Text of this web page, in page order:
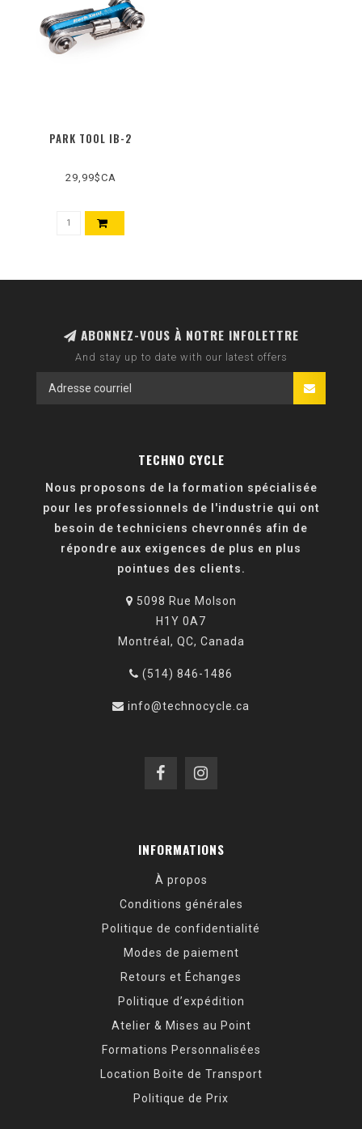
PARK TOOL IB-2
29,99$CA
ABONNEZ-VOUS À NOTRE INFOLETTRE
And stay up to date with our latest offers
TECHNO CYCLE
Nous proposons de la formation spécialisée
pour les professionnels de l'industrie qui ont
besoin de techniciens chevronnés afin de
répondre aux exigences de plus en plus
pointues des clients.
5098 Rue Molson
H1Y 0A7
Montréal, QC, Canada
(514) 846-1486
info@technocycle.ca
INFORMATIONS
À propos
Conditions générales
Politique de confidentialité
Modes de paiement
Retours et Échanges
Politique d’expédition
Atelier & Mises au Point
Formations Personnalisées
Location Boite de Transport
Politique de Prix